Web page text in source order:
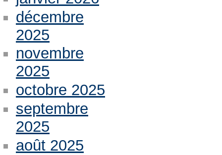
décembre
2025
novembre
2025
octobre 2025
septembre
2025
août 2025